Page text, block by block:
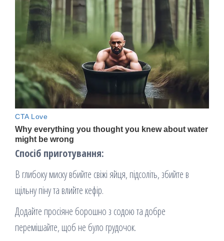
Спосіб приготування:
В глибоку миску вбийте свіжі яйця, підсоліть, збийте в
щільну піну та влийте кефір.
Додайте просіяне борошно з содою та добре
перемішайте, щоб не було грудочок.